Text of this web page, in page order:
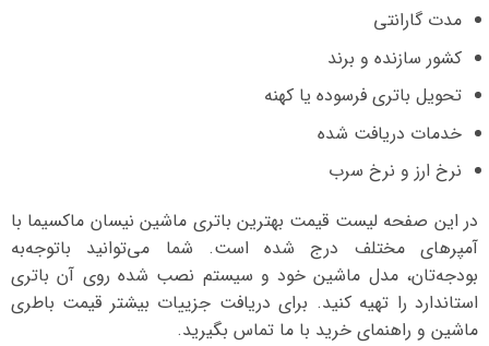
مدت گارانتی
کشور سازنده و برند
تحویل باتری فرسوده یا کهنه
خدمات دریافت شده
نرخ ارز و نرخ سرب
در این صفحه لیست قیمت بهترین باتری ماشین نیسان ماکسیما با
آمپرهای مختلف درج شده است. شما می‌توانید با‌توجه‌به
بودجه‌تان، مدل ماشین خود و سیستم نصب شده روی آن باتری
استاندارد را تهیه کنید. برای دریافت جزییات بیشتر قیمت باطری
ماشین و راهنمای خرید با ما تماس بگیرید.